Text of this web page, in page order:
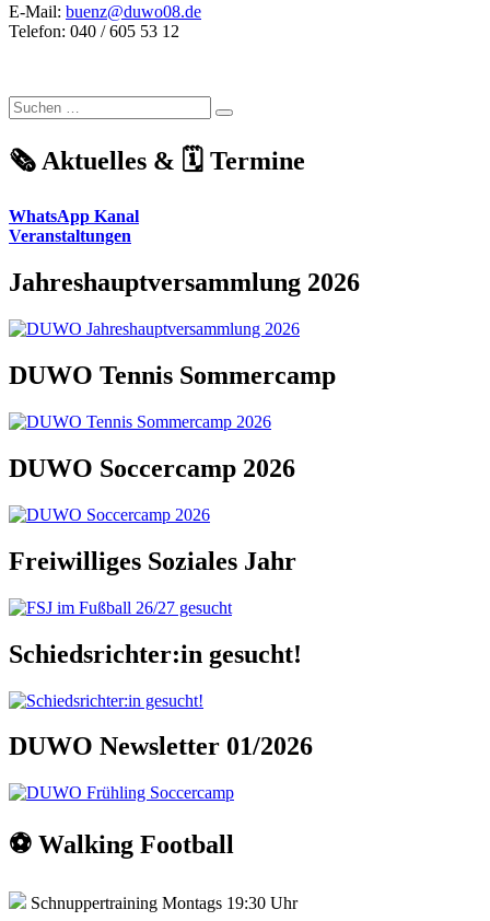
E-Mail: buenz@duwo08.de
Telefon: 040 / 605 53 12
Suchen
nach:
Suchen
🗞️ Aktuelles & 🗓️ Termine
WhatsApp Kanal
Veranstaltungen
Jahreshauptversammlung 2026
DUWO Tennis Sommercamp
DUWO Soccercamp 2026
Freiwilliges Soziales Jahr
Schiedsrichter:in gesucht!
DUWO Newsletter 01/2026
⚽️ Walking Football
Schnuppertraining Montags 19:30 Uhr